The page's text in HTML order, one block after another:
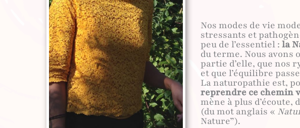
Nos modes de vie
stressants et
peu de l’essentiel : la
du terme. Nous avons
partie d’elle, que nos
et que l’équilibre
La naturopathie est,
reprendre ce chemin
mène à plus
(du mot anglais «
Nature”).